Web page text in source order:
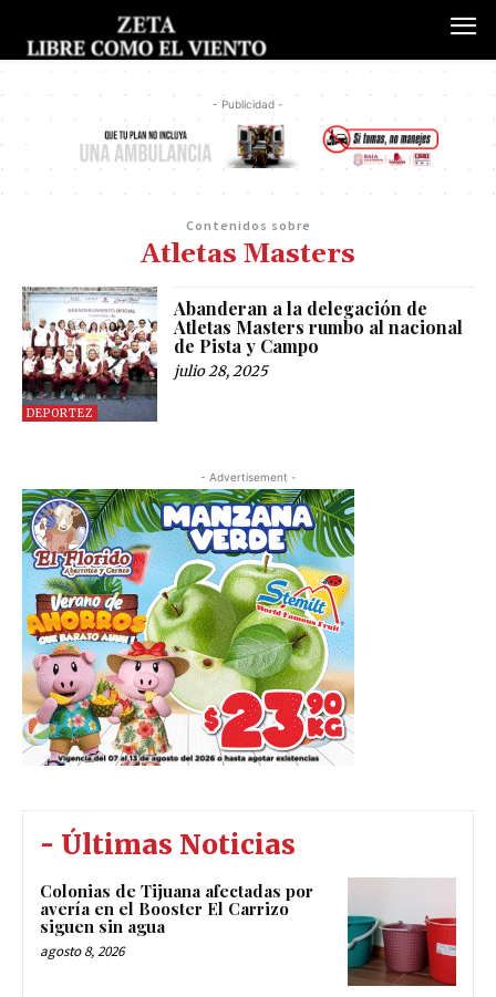
- Publicidad -
Contenidos sobre
Atletas Masters
DEPORTEZ
Abanderan a la delegación de
Atletas Masters rumbo al nacional
de Pista y Campo
julio 28, 2025
- Advertisement -
- Últimas Noticias
Colonias de Tijuana afectadas por
avería en el Booster El Carrizo
siguen sin agua
agosto 8, 2026